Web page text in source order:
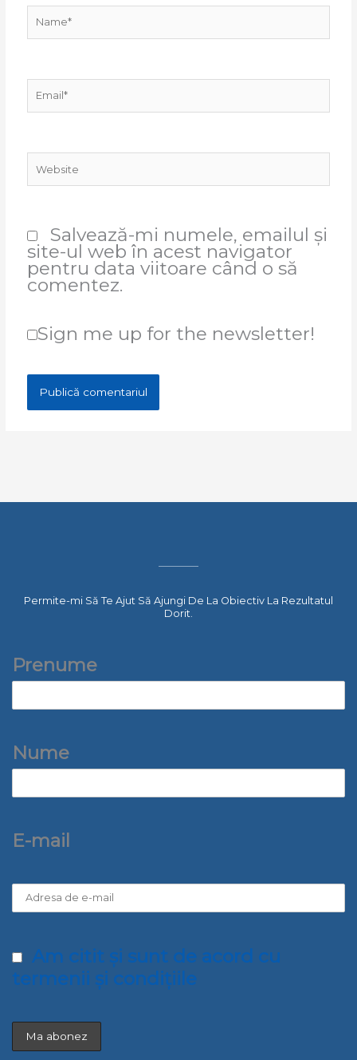
Name*
Email*
Website
Salvează-mi numele, emailul și
site-ul web în acest navigator
pentru data viitoare când o să
comentez.
Sign me up for the newsletter!
Permite-mi Să Te Ajut Să Ajungi De La Obiectiv La Rezultatul
Dorit.
Prenume
Nume
E-mail
Am citit și sunt de acord cu
termenii și condițiile